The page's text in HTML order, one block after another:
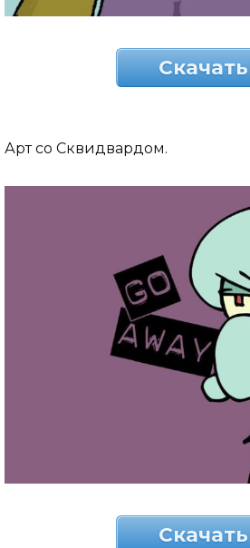
Скачать
Арт со Сквидвардом.
Скачать